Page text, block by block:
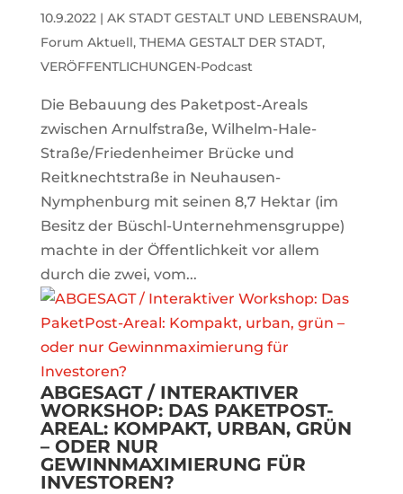
10.9.2022| AK STADT GESTALT UND LEBENSRAUM,
Forum Aktuell, THEMA GESTALT DER STADT,
VERÖFFENTLICHUNGEN-Podcast
Die Bebauung des Paketpost-Areals
zwischen Arnulfstraße, Wilhelm-Hale-
Straße/Friedenheimer Brücke und
Reitknechtstraße in Neuhausen-
Nymphenburg mit seinen 8,7 Hektar (im
Besitz der Büschl-Unternehmensgruppe)
machte in der Öffentlichkeit vor allem
durch die zwei, vom...
ABGESAGT / INTERAKTIVER
WORKSHOP: DAS PAKETPOST-
AREAL: KOMPAKT, URBAN, GRÜN
– ODER NUR
GEWINNMAXIMIERUNG FÜR
INVESTOREN?